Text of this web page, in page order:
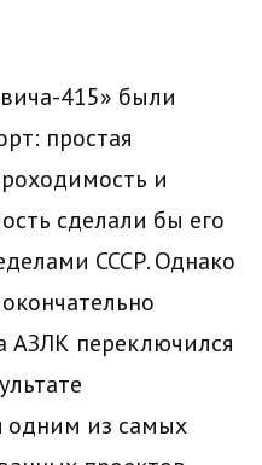
415» были
простая
и
сделали бы его
СССР. Однако
АЗЛК переключился
одним из самых